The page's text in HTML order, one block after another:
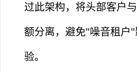
过此架构，将头部客户
额分离，避免"噪音租户
验。